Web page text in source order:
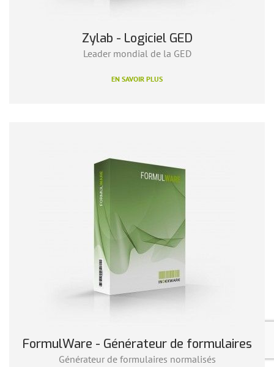
Zylab - Logiciel GED
Leader mondial de la GED
EN SAVOIR PLUS
FormulWare - Générateur de formulaires
Générateur de formulaires normalisés